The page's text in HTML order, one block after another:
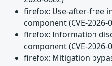
firefox: Use-after-free
component (CVE-2026-
firefox: Information
component (CVE-2026-
firefox: Mitigation